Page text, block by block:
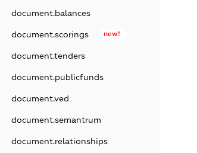
document.balances
document.scorings new!
document.tenders
document.publicfunds
document.ved
document.semantrum
document.relationships